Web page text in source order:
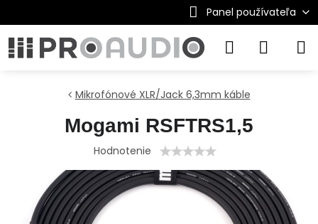
Panel používateľa
Mikrofónové XLR/Jack 6,3mm káble
Mogami RSFTRS1,5
Hodnotenie